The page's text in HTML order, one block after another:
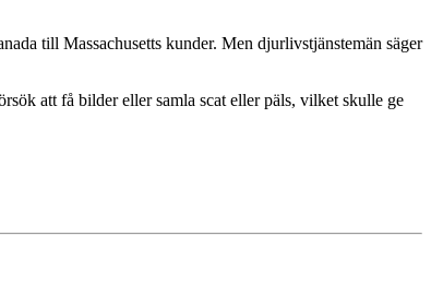
till Massachusetts kunder. Men djurlivstjänstemän säger
att få bilder eller samla scat eller päls, vilket skulle ge